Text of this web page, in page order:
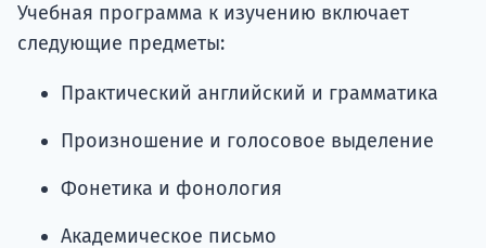
Учебная программа к изучению включает
следующие предметы:
Практический английский и грамматика
Произношение и голосовое выделение
Фонетика и фонология
Академическое письмо